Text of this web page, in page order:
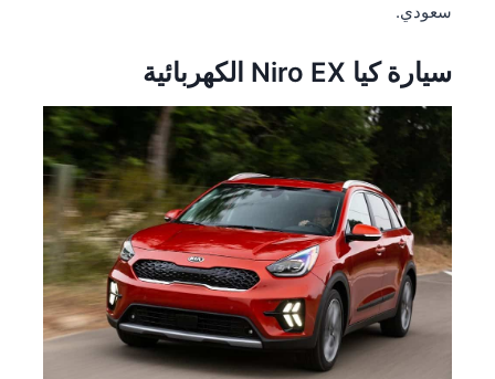
سعودي.
سيارة كيا Niro EX الكهربائية